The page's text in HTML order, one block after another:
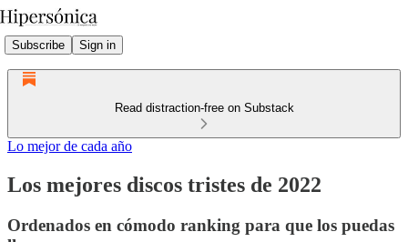
Subscribe Sign in
Read distraction-free on Substack
Lo mejor de cada año
Los mejores discos tristes de 2022
Ordenados en cómodo ranking para que los puedas